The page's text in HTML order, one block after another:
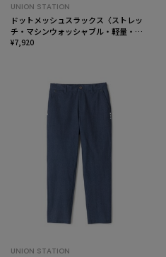
UNION STATION
ドットメッシュスラックス〈ストレッ
チ・マシンウォッシャブル・軽量・接
触冷感・通気性〉
¥7,920
UNION STATION